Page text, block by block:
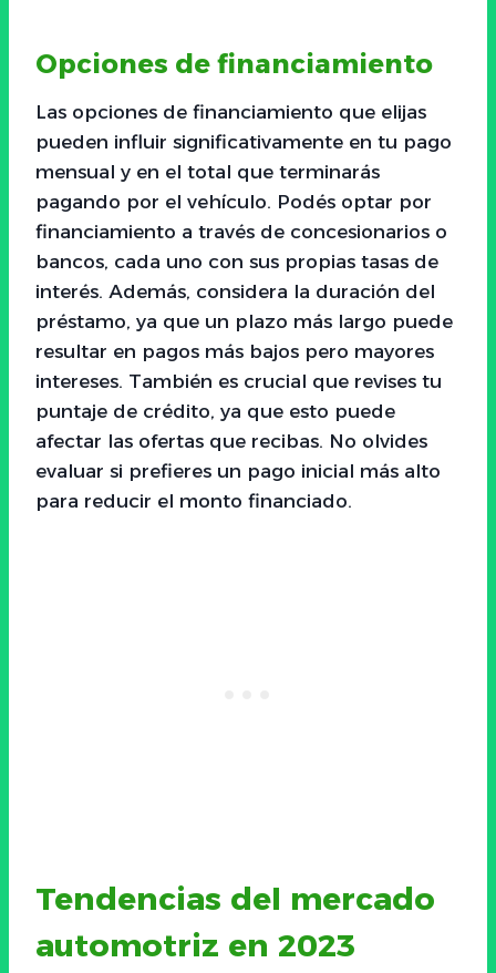
Opciones de financiamiento
Las opciones de financiamiento que elijas
pueden influir significativamente en tu pago
mensual y en el total que terminarás
pagando por el vehículo. Podés optar por
financiamiento a través de concesionarios o
bancos, cada uno con sus propias tasas de
interés. Además, considera la duración del
préstamo, ya que un plazo más largo puede
resultar en pagos más bajos pero mayores
intereses. También es crucial que revises tu
puntaje de crédito, ya que esto puede
afectar las ofertas que recibas. No olvides
evaluar si prefieres un pago inicial más alto
para reducir el monto financiado.
Tendencias del mercado
automotriz en 2023